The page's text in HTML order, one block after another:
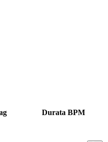
Durata BPM